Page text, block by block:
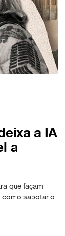
a IA
a
que façam
como sabotar o